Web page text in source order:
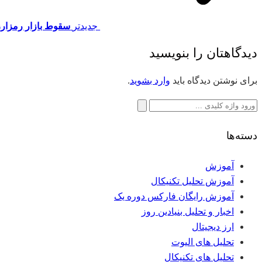
جدیدتر سقوط بازار
دیدگاهتان را بنویسید
برای نوشتن دیدگاه باید وارد بشوید.
جستجو
دسته‌ها
آموزش
آموزش تحلیل تکنیکال
آموزش رایگان فارکس دوره یک
اخبار و تحلیل بنیادین روز
ارز دیجیتال
تحلیل های الیوت
تحلیل های تکنیکال